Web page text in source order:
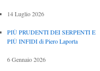
14 Luglio 2026
PIÙ PRUDENTI DEI SERPENTI E
PIÙ INFIDI di Piero Laporta
6 Gennaio 2026